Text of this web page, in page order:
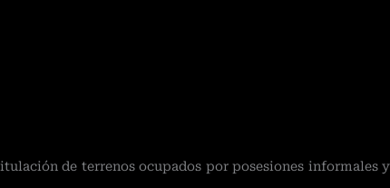
de terrenos ocupados por posesiones informales y